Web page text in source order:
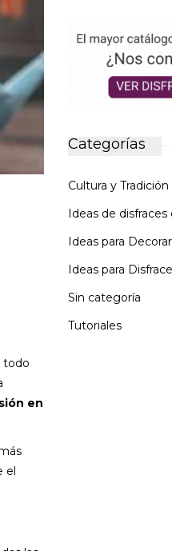
todo
en
el
Categorías
Cultura y Tradición
Ideas de disfraces
Ideas para Decorar
Ideas para
Sin categoría
Tutoriales